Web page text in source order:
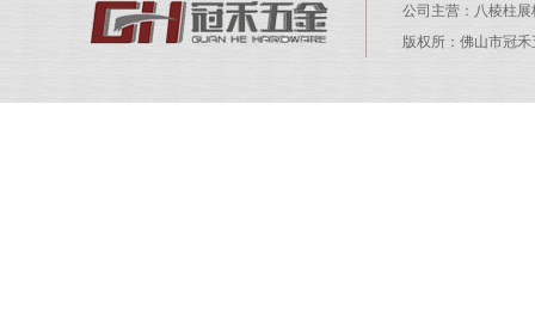
公司主营： 八棱柱展
版权所：佛山市冠